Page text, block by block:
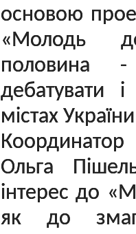
основою
«Молодь
половина
дебатувати
містах
Ольга
інтерес до
як до